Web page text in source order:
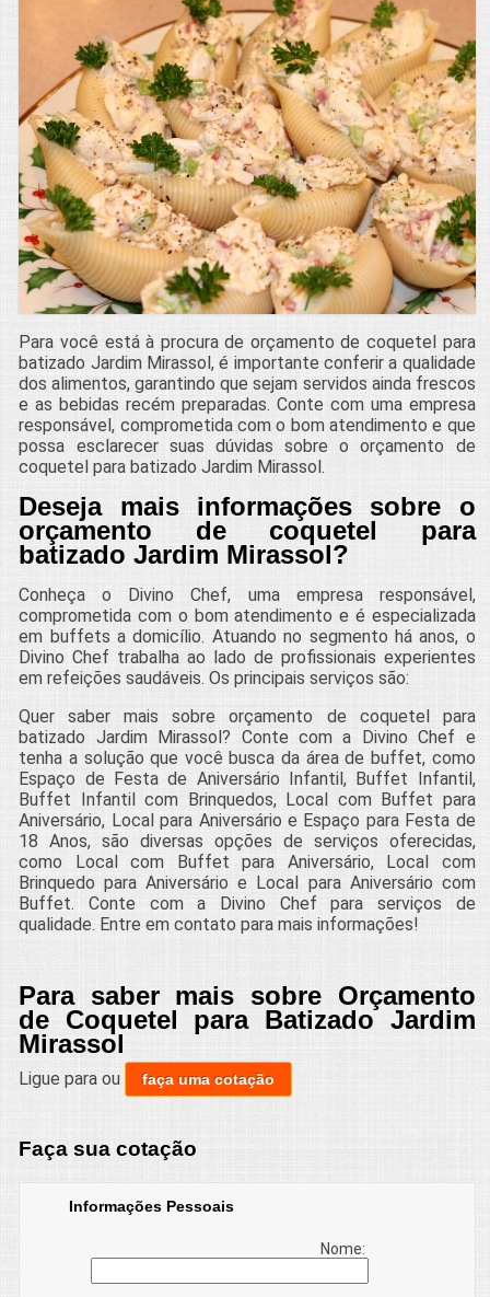
Para você está à procura de orçamento de coquetel para
batizado Jardim Mirassol, é importante conferir a qualidade
dos alimentos, garantindo que sejam servidos ainda frescos
e as bebidas recém preparadas. Conte com uma empresa
responsável, comprometida com o bom atendimento e que
possa esclarecer suas dúvidas sobre o orçamento de
coquetel para batizado Jardim Mirassol.
Deseja mais informações sobre o
orçamento de coquetel para
batizado Jardim Mirassol?
Conheça o Divino Chef, uma empresa responsável,
comprometida com o bom atendimento e é especializada
em buffets a domicílio. Atuando no segmento há anos, o
Divino Chef trabalha ao lado de profissionais experientes
em refeições saudáveis. Os principais serviços são:
Quer saber mais sobre orçamento de coquetel para
batizado Jardim Mirassol? Conte com a Divino Chef e
tenha a solução que você busca da área de buffet, como
Espaço de Festa de Aniversário Infantil, Buffet Infantil,
Buffet Infantil com Brinquedos, Local com Buffet para
Aniversário, Local para Aniversário e Espaço para Festa de
18 Anos, são diversas opções de serviços oferecidas,
como Local com Buffet para Aniversário, Local com
Brinquedo para Aniversário e Local para Aniversário com
Buffet. Conte com a Divino Chef para serviços de
qualidade. Entre em contato para mais informações!
Para saber mais sobre Orçamento
de Coquetel para Batizado Jardim
Mirassol
Ligue paraou faça uma cotação
Faça sua cotação
Informações Pessoais
Nome: